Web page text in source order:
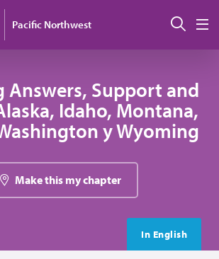
Pacific Northwest
Answers, Support and
Idaho, Montana,
y Wyoming
Make this my chapter
In English